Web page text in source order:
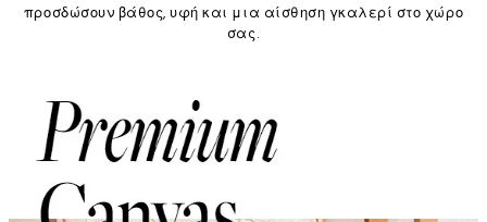
προσδώσουν βάθος, υφή και μια αίσθηση γκαλερί στο χώρο
σας.